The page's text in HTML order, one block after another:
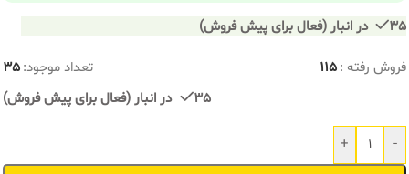
35 در انبار (فعال برای پیش فروش)
فروش رفته :115 تعداد موجود:35
35 در انبار (فعال برای پیش فروش)
-
+